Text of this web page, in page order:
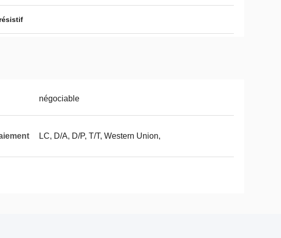
négociable
LC, D/A, D/P, T/T, Western Union,